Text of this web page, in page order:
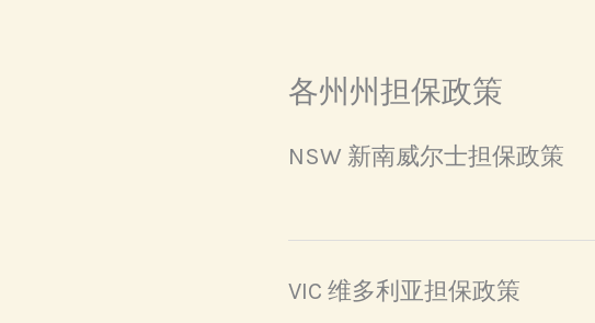
各州州担保政策
NSW 新南威尔士担保政策
VIC 维多利亚担保政策